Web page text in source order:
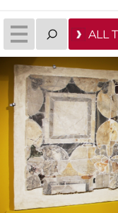
ALL